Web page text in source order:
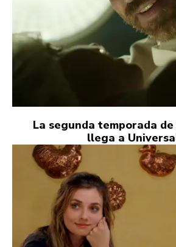
La segunda temporada
llega a